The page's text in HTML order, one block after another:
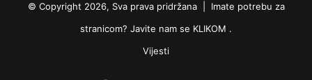
© Copyright 2026, Sva prava pridržana | Imate potrebu za
stranicom? Javite nam se KLIKOM .
Vijesti